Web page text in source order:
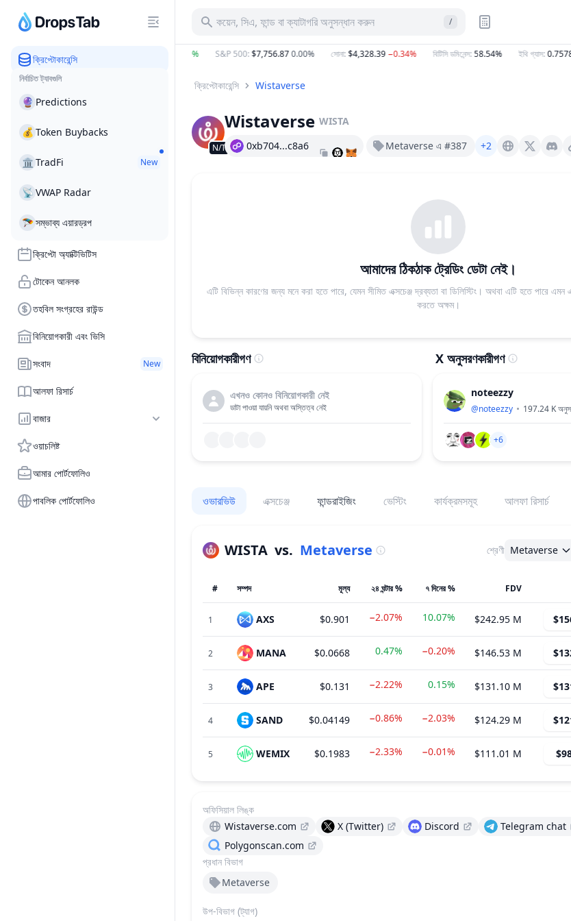
ক্রিপ্টোকারেন্সি
নির্বাচিত ট্যাবগুলি
🔮 Predictions
💰 Token Buybacks
🏛 TradFi New
📡 VWAP Radar
🪂সম্ভাব্য এয়ারড্রপ
ক্রিপ্টো অ্যাক্টিভিটিস
টোকেন আনলক
তহবিল সংগ্রহের রাউন্ড
বিনিয়োগকারী এবং ভিসি
সংবাদ New
আলফা রিসার্চ
বাজার
ওয়াচলিষ্ট
আমার পোর্টফোলিও
পাবলিক পোর্টফোলিও
কয়েন, সিএ, ফান্ড বা ক্যাটাগরি অনুসন্ধান করুন /
BTC:$65,001.21 0.42% S&P 500:$7,756.870.00% সোনা:$4,328.39−0.34% বিটিসি ডমিনেন্স:58.54% ইথি গ্যাস:0.7578
ক্রিপ্টোকারেন্সি Wistaverse
N/T
Wistaverse WISTA
0xb704...c8a6 Metaverse এ #387 +2 X (Twitter)
আমাদের ঠিকঠাক ট্রেডিং ডেটা নেই।
এটি বিভিন্ন কারণের জন্য মনে করা হতে পারে, যেমন সীমিত এক্সচেঞ্জ দ্রব্যতা বা ডিলিস্টিং। অথবা এটি হতে পারে এমন
করতে অক্ষম।
বিনিয়োগকারীগণ
এখনও কোনও বিনিয়োগকারী নেই
ডাটা পাওয়া যায়নি অথবা অস্তিত্ব নেই
X অনুসরণকারীগণ
noteezzy
@noteezzy 197.24 K
+6
ওভারভিউ এক্সচেঞ্জ ফান্ডরাইজিং ভেস্টিং কার্যক্রমসমূহ আলফা রিসার্চ
WISTA vs. Metaverse শ্রেণী Metaverse
# সম্পদ মূল্য ২৪ ঘন্টার % ৭ দিনের % FDV
1 AXS $0.901 −2.07% 10.07% $242.95 M
2 MANA $0.0668 0.47% −0.20% $146.53 M
3 APE $0.131 −2.22% 0.15% $131.10 M
4 SAND $0.04149 −0.86% −2.03% $124.29 M
5 WEMIX $0.1983 −2.33% −0.01% $111.01 M
প্রধান বিভাগ
Metaverse
উপ-বিভাগ (ট্যাগ)
অফিসিয়াল লিঙ্ক
Wistaverse.com
X (Twitter) Discord
Telegram chat
Polygonscan.com